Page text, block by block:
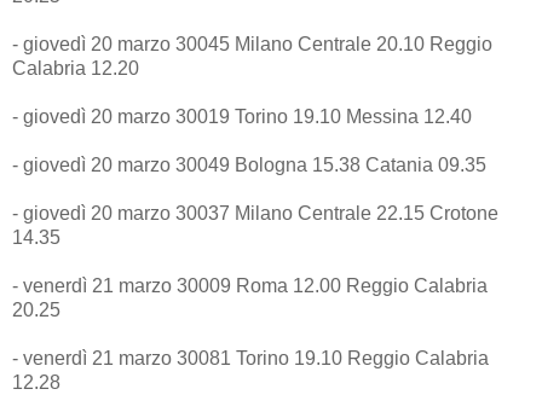
- giovedì 20 marzo 30045 Milano Centrale 20.10 Reggio
Calabria 12.20
- giovedì 20 marzo 30019 Torino 19.10 Messina 12.40
- giovedì 20 marzo 30049 Bologna 15.38 Catania 09.35
- giovedì 20 marzo 30037 Milano Centrale 22.15 Crotone
14.35
- venerdì 21 marzo 30009 Roma 12.00 Reggio Calabria
20.25
- venerdì 21 marzo 30081 Torino 19.10 Reggio Calabria
12.28